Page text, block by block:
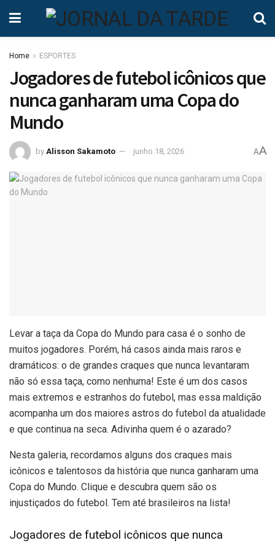
Home ESPORTES
Jogadores de futebol icônicos que
nunca ganharam uma Copa do
Mundo
by Alisson Sakamoto junho 18, 2026 AA
Levar a taça da Copa do Mundo para casa é o sonho de
muitos jogadores. Porém, há casos ainda mais raros e
dramáticos: o de grandes craques que nunca levantaram
não só essa taça, como nenhuma! Este é um dos casos
mais extremos e estranhos do futebol, mas essa maldição
acompanha um dos maiores astros do futebol da atualidade
e que continua na seca. Adivinha quem é o azarado?
Nesta galeria, recordamos alguns dos craques mais
icônicos e talentosos da história que nunca ganharam uma
Copa do Mundo. Clique e descubra quem são os
injustiçados do futebol. Tem até brasileiros na lista!
Jogadores de futebol icônicos que nunca